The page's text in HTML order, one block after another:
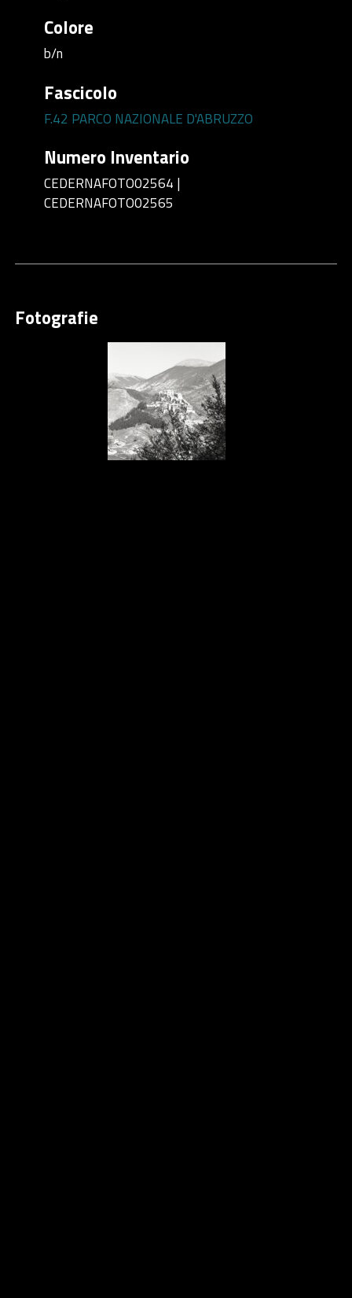
Colore
b/n
Fascicolo
F.42 PARCO NAZIONALE D'ABRUZZO
Numero Inventario
CEDERNAFOTO02564 |
CEDERNAFOTO02565
Fotografie